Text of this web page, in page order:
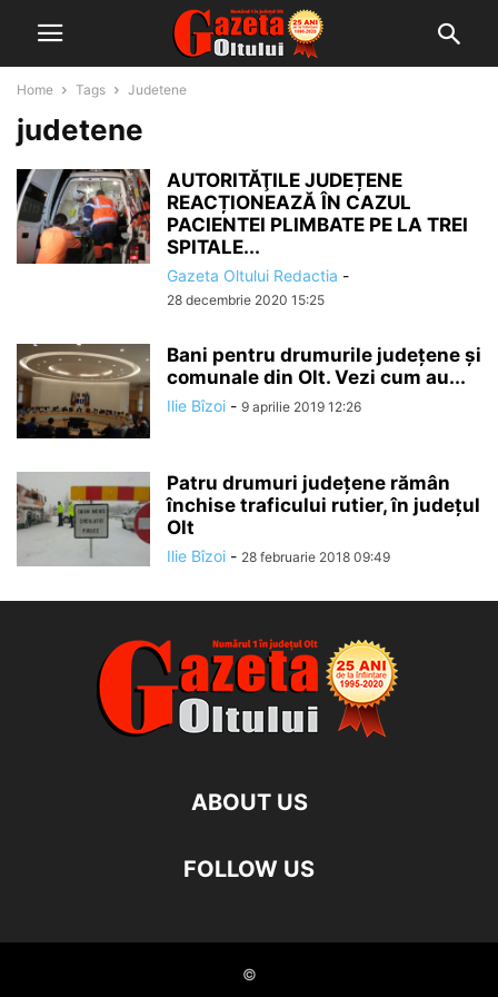
Home Tags Judetene
judetene
AUTORITĂŢILE JUDEȚENE
REACȚIONEAZĂ ÎN CAZUL
PACIENTEI PLIMBATE PE LA TREI
SPITALE...
Gazeta Oltului Redactia -
28 decembrie 2020 15:25
Bani pentru drumurile județene și
comunale din Olt. Vezi cum au...
Ilie Bîzoi - 9 aprilie 2019 12:26
Patru drumuri județene rămân
închise traficului rutier, în județul
Olt
Ilie Bîzoi - 28 februarie 2018 09:49
ABOUT US
FOLLOW US
©